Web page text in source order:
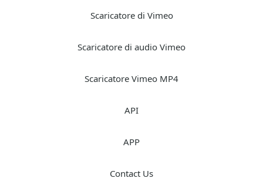
Scaricatore di Vimeo
Scaricatore di audio Vimeo
Scaricatore Vimeo MP4
API
APP
Contact Us